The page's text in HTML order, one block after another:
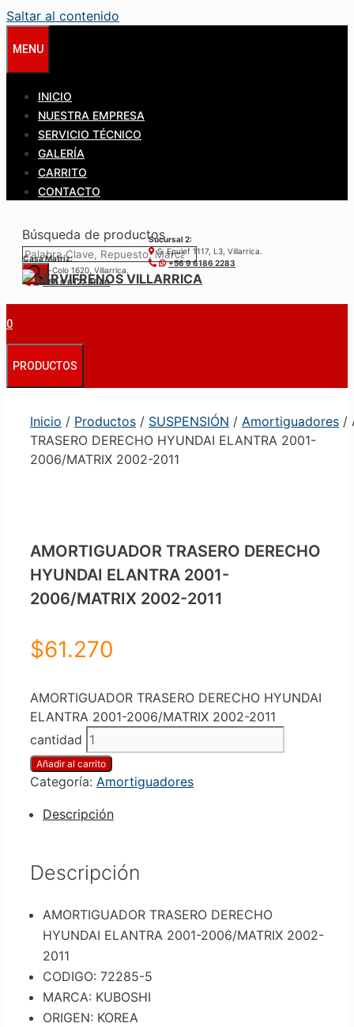
Saltar al contenido
MENU
INICIO
NUESTRA EMPRESA
SERVICIO TÉCNICO
GALERÍA
CARRITO
CONTACTO
Búsqueda de productos
Casa Matríz:
Colo-Colo 1620, Villarrica.
+56 9 6122 3840
Sucursal 2:
S. Epulef 1117, L3, Villarrica.
+56 9 6186 2283
0
PRODUCTOS
Inicio / Productos / SUSPENSIÓN / Amortiguadores /
TRASERO DERECHO HYUNDAI ELANTRA 2001-
2006/MATRIX 2002-2011
AMORTIGUADOR TRASERO DERECHO
HYUNDAI ELANTRA 2001-
2006/MATRIX 2002-2011
$61.270
AMORTIGUADOR TRASERO DERECHO HYUNDAI
ELANTRA 2001-2006/MATRIX 2002-2011
cantidad
Añadir al carrito
Categoría: Amortiguadores
Descripción
Descripción
AMORTIGUADOR TRASERO DERECHO
HYUNDAI ELANTRA 2001-2006/MATRIX 2002-
2011
CODIGO: 72285-5
MARCA: KUBOSHI
ORIGEN: KOREA